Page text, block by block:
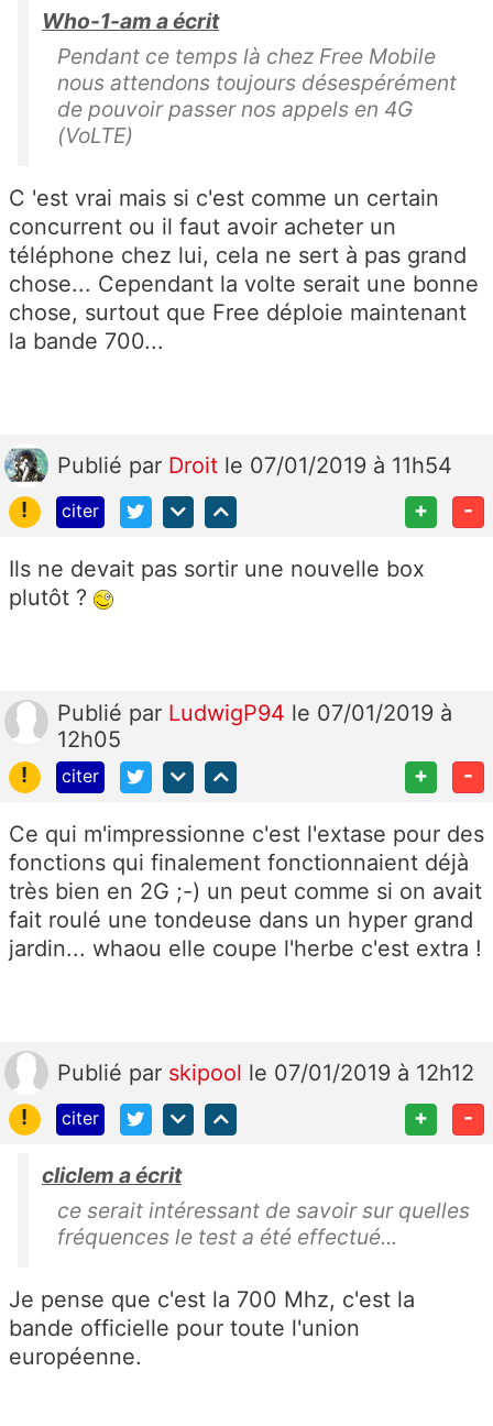
Who-1-am a écrit
Pendant ce temps là chez Free Mobile
nous attendons toujours désespérément
de pouvoir passer nos appels en 4G
(VoLTE)
C 'est vrai mais si c'est comme un certain
concurrent ou il faut avoir acheter un
téléphone chez lui, cela ne sert à pas grand
chose... Cependant la volte serait une bonne
chose, surtout que Free déploie maintenant
la bande 700...
Publié par Droit le 07/01/2019 à 11h54
!
citer + -
Ils ne devait pas sortir une nouvelle box
plutôt ?
Publié par LudwigP94 le 07/01/2019 à
12h05
!
citer + -
Ce qui m'impressionne c'est l'extase pour des
fonctions qui finalement fonctionnaient déjà
très bien en 2G ;-) un peut comme si on avait
fait roulé une tondeuse dans un hyper grand
jardin... whaou elle coupe l'herbe c'est extra !
Publié par skipool le 07/01/2019 à 12h12
!
citer + -
cliclem a écrit
ce serait intéressant de savoir sur quelles
fréquences le test a été effectué...
Je pense que c'est la 700 Mhz, c'est la
bande officielle pour toute l'union
européenne.